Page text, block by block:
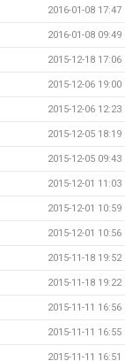
2016-01-08 17:47
2016-01-08 09:49
2015-12-18 17:06
2015-12-06 19:00
2015-12-06 12:23
2015-12-05 18:19
2015-12-05 09:43
2015-12-01 11:03
2015-12-01 10:59
2015-12-01 10:56
2015-11-18 19:52
2015-11-18 19:22
2015-11-11 16:56
2015-11-11 16:55
2015-11-11 16:51